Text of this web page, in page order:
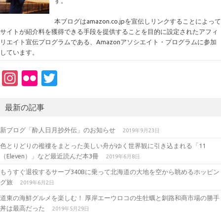
本ブログはamazon.co.jpを宣伝しリンクすることによって
サイトが紹介料を獲得できる手段を提供することを目的に設定されたアフィ
リエイト宣伝プログラムである、Amazonアソシエイト・プログラムに参加
しています。
In
a
gr
a
m
Fl
kr
te
r
最新の記事
新ブログ「酔人日月抄外伝」のお知らせ 2019年9月23日
色とりどりの襤褸をまとった美しい舟がゆく世界観に引き込まれる「11
（Eleven）」など最近読んだ本3冊
2019年6月8日
もうすぐ退役するサーブ340Bに乗って北海道の大地を空から眺めるホッピン
グ旅
2019年6月2日
道東の海鮮グルメを楽しむ！ 厚岸エーウロコの生牡蠣と釧路和商市場の勝手
丼は最高だった
2019年5月29日